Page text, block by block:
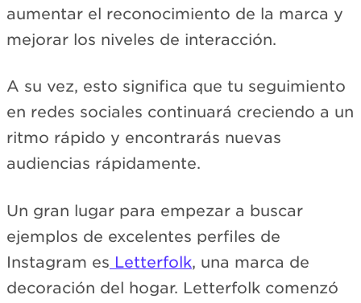
aumentar el reconocimiento de la marca y
mejorar los niveles de interacción.
A su vez, esto significa que tu seguimiento
en redes sociales continuará creciendo a un
ritmo rápido y encontrarás nuevas
audiencias rápidamente.
Un gran lugar para empezar a buscar
ejemplos de excelentes perfiles de
Instagram es Letterfolk, una marca de
decoración del hogar. Letterfolk comenzó